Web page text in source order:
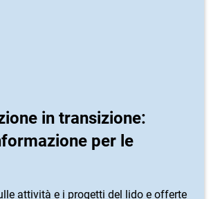
in transizione:
per le
attività e i progetti del lido e offerte